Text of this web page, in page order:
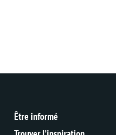
Être informé